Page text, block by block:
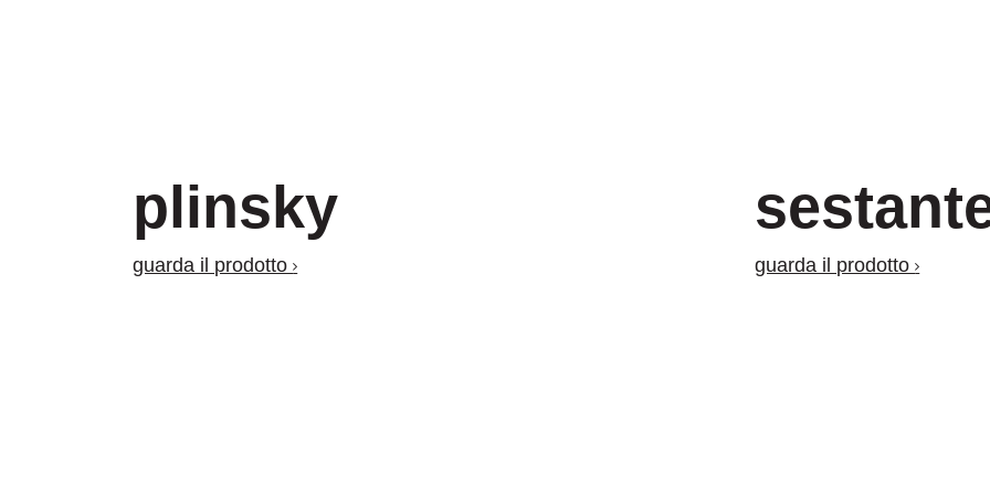
plinsky
guarda il prodotto guarda il prodotto